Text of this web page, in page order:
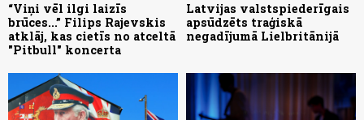
“Viņi vēl ilgi laizīs
brūces...” Filips Rajevskis
atklāj, kas cietīs no atceltā
"Pitbull" koncerta
Latvijas valstspiederīgais
apsūdzēts traģiskā
negadījumā Lielbritānijā